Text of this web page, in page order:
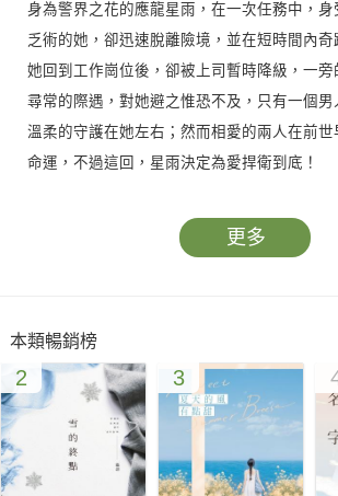
身為警界之花的應龍星雨，在一次任務中，
乏術的她，卻迅速脫離險境，並在短時間內奇
她回到工作崗位後，卻被上司暫時降級，一
尋常的際遇，對她避之惟恐不及，只有一個
溫柔的守護在她左右；然而相愛的兩人在前
命運，不過這回，星雨決定為愛捍衛到底！
更多
本類暢銷榜
2 3